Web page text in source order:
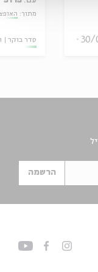
30/
מתוך:
סדר בוקר
הרשמה